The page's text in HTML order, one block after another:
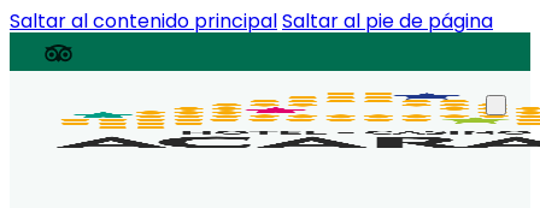
Saltar al contenido principalSaltar al pie de página